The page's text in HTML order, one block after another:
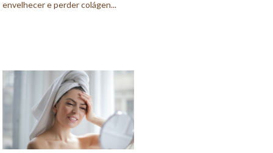
envelhecer e perder colágen...